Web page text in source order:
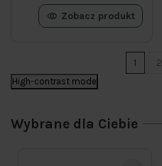
Zobacz produkt
1
2
High-contrast mode
Wybrane dla Ciebie